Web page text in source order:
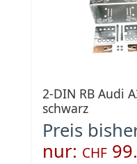
2-DIN RB Audi
schwarz
Preis
nur: CHF